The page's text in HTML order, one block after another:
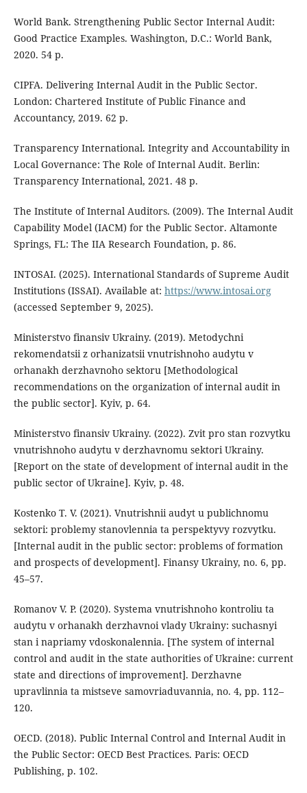
World Bank. Strengthening Public Sector Internal Audit:
Good Practice Examples. Washington, D.C.: World Bank,
2020. 54 p.
CIPFA. Delivering Internal Audit in the Public Sector.
London: Chartered Institute of Public Finance and
Accountancy, 2019. 62 p.
Transparency International. Integrity and Accountability in
Local Governance: The Role of Internal Audit. Berlin:
Transparency International, 2021. 48 p.
The Institute of Internal Auditors. (2009). The Internal Audit
Capability Model (IACM) for the Public Sector. Altamonte
Springs, FL: The IIA Research Foundation, p. 86.
INTOSAI. (2025). International Standards of Supreme Audit
Institutions (ISSAI). Available at: https://www.intosai.org
(accessed September 9, 2025).
Ministerstvo finansiv Ukrainy. (2019). Metodychni
rekomendatsii z orhanizatsii vnutrishnoho audytu v
orhanakh derzhavnoho sektoru [Methodological
recommendations on the organization of internal audit in
the public sector]. Kyiv, p. 64.
Ministerstvo finansiv Ukrainy. (2022). Zvit pro stan rozvytku
vnutrishnoho audytu v derzhavnomu sektori Ukrainy.
[Report on the state of development of internal audit in the
public sector of Ukraine]. Kyiv, p. 48.
Kostenko T. V. (2021). Vnutrishnii audyt u publichnomu
sektori: problemy stanovlennia ta perspektyvy rozvytku.
[Internal audit in the public sector: problems of formation
and prospects of development]. Finansy Ukrainy, no. 6, pp.
45–57.
Romanov V. P. (2020). Systema vnutrishnoho kontroliu ta
audytu v orhanakh derzhavnoi vlady Ukrainy: suchasnyi
stan i napriamy vdoskonalennia. [The system of internal
control and audit in the state authorities of Ukraine: current
state and directions of improvement]. Derzhavne
upravlinnia ta mistseve samovriaduvannia, no. 4, pp. 112–
120.
OECD. (2018). Public Internal Control and Internal Audit in
the Public Sector: OECD Best Practices. Paris: OECD
Publishing, p. 102.